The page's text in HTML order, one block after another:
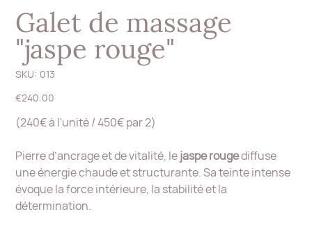
Galet de massage
"jaspe rouge"
SKU: SKU
013
013
Price
€240.00
(240€ à l'unité / 450€ par 2)
Pierre d’ancrage et de vitalité, lejaspe rougediffuse
une énergie chaude et structurante. Sa teinte intense
évoque la force intérieure, la stabilité et la
détermination.